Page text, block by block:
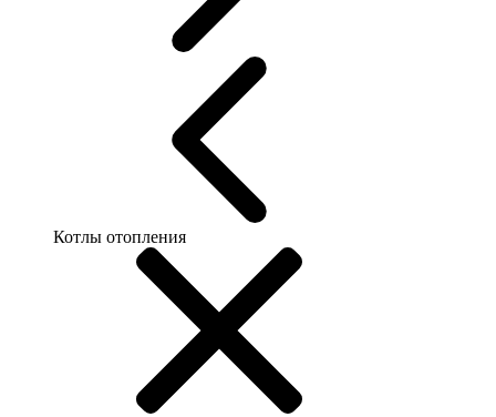
Котлы отопления